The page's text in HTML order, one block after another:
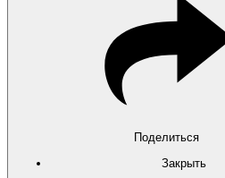
Поделиться
Закрыть